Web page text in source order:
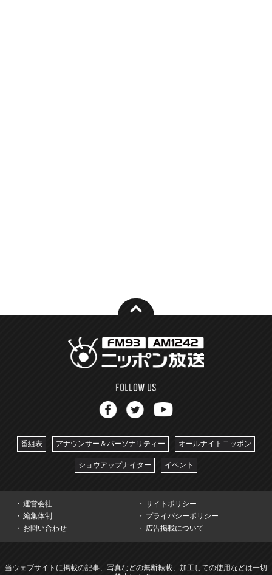
番組表 アナウンサー＆パーソナリティー オールナイトニッポン
ショウアップナイター イベント
運営会社
サイトポリシー
編集体制
プライバシーポリシー
お問い合わせ
広告掲載について
当ウェブサイトに掲載の記事、写真などの無断転載、加工しての使用などは一切